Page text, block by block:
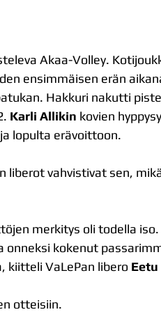
Akaa-Volley.
ensimmäisen erän
Hakkuri nakutti
Karli Allikin kovien
lopulta erävoittoon.
liberot vahvistivat sen,
merkitys oli todella
onneksi kokenut
kiitteli VaLePan libero
otteisiin.